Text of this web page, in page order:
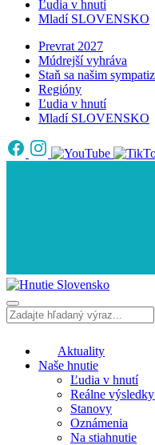
Ľudia v hnutí
Mladí SLOVENSKO
Prevrat 2027
Múdrejší vyhráva
Staň sa našim
Regióny
Ľudia v hnutí
Mladí SLOVENSKO
Aktuality
Naše hnutie
Ľudia v hnutí
Reálne
Stanovy
Oznámenia
Na stiahnutie